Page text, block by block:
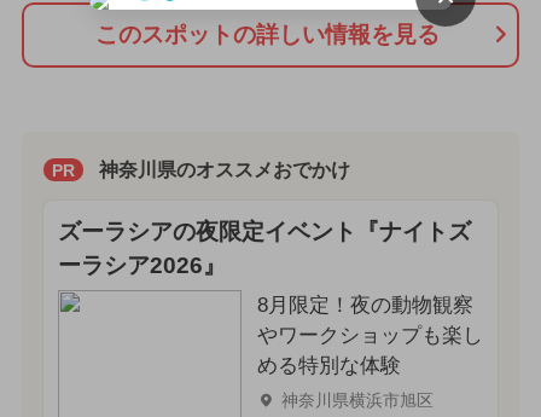
このスポットの詳しい情報を見る
PR 神奈川県のオススメおでかけ
ズーラシアの夜限定イベント『ナイトズ
ーラシア2026』
8月限定！夜の動物観察
やワークショップも楽し
める特別な体験
神奈川県横浜市旭区